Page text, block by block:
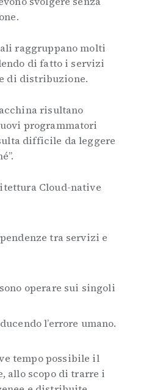
raggruppano molti
di fatto i servizi
di distribuzione.
risultano
programmatori
difficile da leggere
Cloud-native
tra servizi e
operare sui singoli
l’errore umano.
tempo possibile il
allo scopo di trarre i